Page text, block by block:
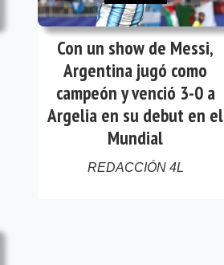
Con un show de Messi,
Argentina jugó como
campeón y venció 3-0 a
Argelia en su debut en el
Mundial
REDACCIÓN 4L